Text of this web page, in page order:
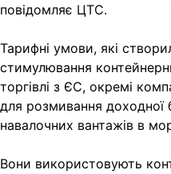
повідомляє ЦТС.
Тарифні умови, які
стимулювання
торгівлі з ЄС, окремі
для розмивання доходної
навалочних вантажів в
Вони використовують